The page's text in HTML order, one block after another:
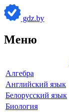
gdz.by
Меню
Алгебра
Английский язык
Белорусский язык
Биология